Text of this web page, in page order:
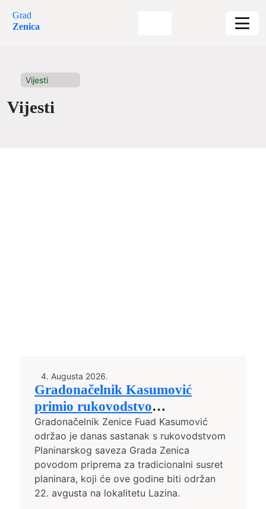
Grad
Zenica
Vijesti
Vijesti
4. Augusta 2026.
Gradonačelnik Kasumović
primio rukovodstvo
Planinarskog saveza Grada
Zenica uoči tradicionalnog Dana
planinara
Gradonačelnik Zenice Fuad Kasumović
održao je danas sastanak s rukovodstvom
Planinarskog saveza Grada Zenica
povodom priprema za tradicionalni susret
planinara, koji će ove godine biti održan
22. avgusta na lokalitetu Lazina.